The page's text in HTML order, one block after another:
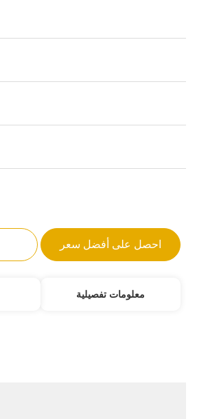
احصل على أفضل سعر
معلومات تفصيلية